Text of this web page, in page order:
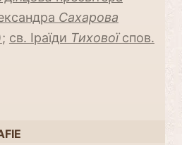
Сaхарова
; св. Іраїди Тиховоїспов.